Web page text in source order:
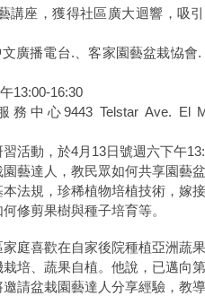
講座，獲得社區廣大迴響，吸
廣播電台.、客家園藝盆栽恊會
13:00-16:30
中心9443 Telstar Ave. El
活動，於4月13日號週六下午
藝達人，教民眾如何共享園藝
法規，珍稀植物培植技術，嫁
修剪果樹與種子培育等。
庭喜歡在自家後院種植亞洲蔬
培、蔬果自植。他說，已邁向
請盆栽園藝達人分享經驗，教